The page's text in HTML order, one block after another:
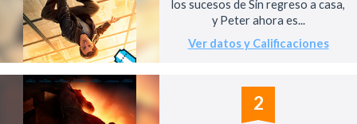
los sucesos de Sin regreso a casa,
y Peter ahora es...
Ver datos y Calificaciones
2